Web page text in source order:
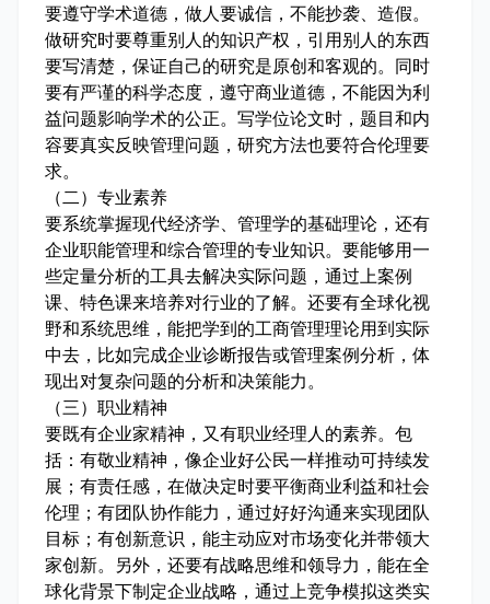
要遵守学术道德，做人要诚信，不能抄袭、造假。
做研究时要尊重别人的知识产权，引用别人的东西
要写清楚，保证自己的研究是原创和客观的。同时
要有严谨的科学态度，遵守商业道德，不能因为利
益问题影响学术的公正。写学位论文时，题目和内
容要真实反映管理问题，研究方法也要符合伦理要
求。
（二）专业素养
要系统掌握现代经济学、管理学的基础理论，还有
企业职能管理和综合管理的专业知识。要能够用一
些定量分析的工具去解决实际问题，通过上案例
课、特色课来培养对行业的了解。还要有全球化视
野和系统思维，能把学到的工商管理理论用到实际
中去，比如完成企业诊断报告或管理案例分析，体
现出对复杂问题的分析和决策能力。
（三）职业精神
要既有企业家精神，又有职业经理人的素养。包
括：有敬业精神，像企业好公民一样推动可持续发
展；有责任感，在做决定时要平衡商业利益和社会
伦理；有团队协作能力，通过好好沟通来实现团队
目标；有创新意识，能主动应对市场变化并带领大
家创新。另外，还要有战略思维和领导力，能在全
球化背景下制定企业战略，通过上竞争模拟这类实